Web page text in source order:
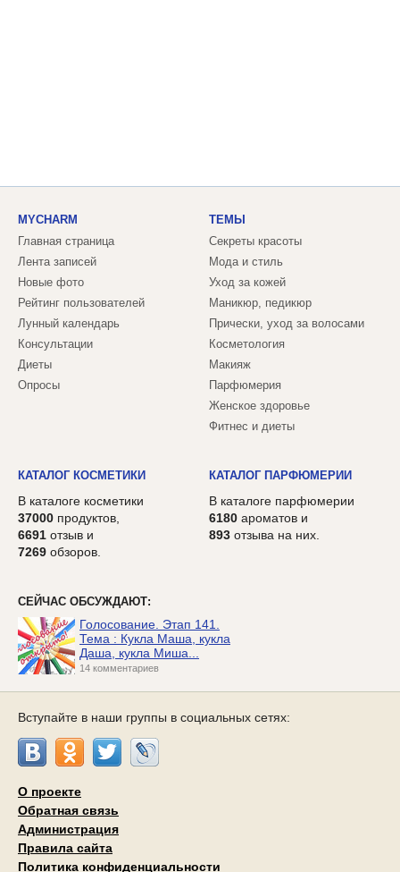
MYCHARM
Главная страница
Лента записей
Новые фото
Рейтинг пользователей
Лунный календарь
Консультации
Диеты
Опросы
ТЕМЫ
Секреты красоты
Мода и стиль
Уход за кожей
Маникюр, педикюр
Прически, уход за волосами
Косметология
Макияж
Парфюмерия
Женское здоровье
Фитнес и диеты
КАТАЛОГ КОСМЕТИКИ
В каталоге косметики
37000 продуктов,
6691 отзыв и
7269 обзоров.
КАТАЛОГ ПАРФЮМЕРИИ
В каталоге парфюмерии
6180 ароматов и
893 отзыва на них.
СЕЙЧАС ОБСУЖДАЮТ:
Голосование. Этап 141.
Тема : Кукла Маша, кукла
Даша, кукла Миша...
14 комментариев
Вступайте в наши группы в социальных сетях:
О проекте
Обратная связь
Администрация
Правила сайта
Политика конфиденциальности